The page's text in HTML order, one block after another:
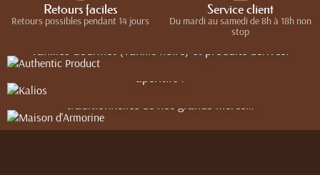
Retours faciles
Retours possibles pendant 14 jours
Service client
Du mardi au samedi de 8h à 18h non
stop
C’est à tous les Gourmets et gourmands qu’Authentic
Products souhaite proposer sa plus belle sélection de
vanilles Gourmet (vanille noire) et produits dérivés.
Kalios
Le meilleur du terroir Grec pour accompagner vos plats et
apéritifs !
Maison d'Armorine
Le savoureux mariage d’une recette originale d’un sablé
Breton pur beurre ou 100% blé noir, et de la fameuse crème
de Salidou au beurre frais salé, issue de recettes
traditionnelles de nos grands-mères…